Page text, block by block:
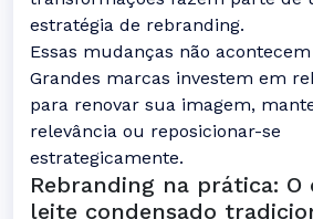
estratégia de rebranding.
Essas mudanças não
Grandes marcas investem em
para renovar sua imagem,
relevância ou reposicionar-se
estrategicamente.
Rebranding na prática: O
leite condensado